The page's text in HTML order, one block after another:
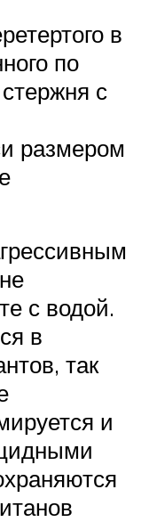
в
по
с
размером
с водой.
в
так
и